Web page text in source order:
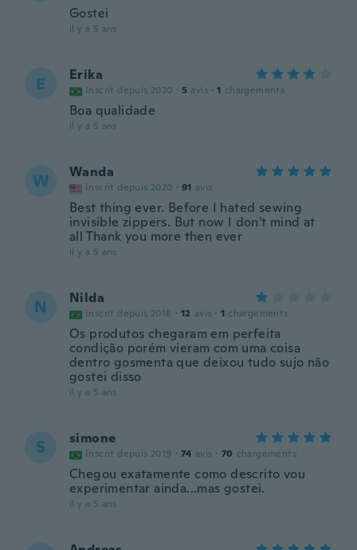
Gostei
il y a 5 ans
E Erika
Inscrit depuis 2020 · 5 avis · 1 chargements
Boa qualidade
il y a 5 ans
W Wanda
Inscrit depuis 2020 · 91 avis
Best thing ever. Before I hated sewing
invisible zippers. But now I don't mind at
all Thank you more then ever
il y a 5 ans
N Nilda
Inscrit depuis 2018 · 12 avis · 1 chargements
Os produtos chegaram em perfeita
condição porém vieram com uma coisa
dentro gosmenta que deixou tudo sujo não
gostei disso
il y a 5 ans
S simone
Inscrit depuis 2019 · 74 avis · 70 chargements
Chegou exatamente como descrito vou
experimentar ainda...mas gostei.
il y a 5 ans